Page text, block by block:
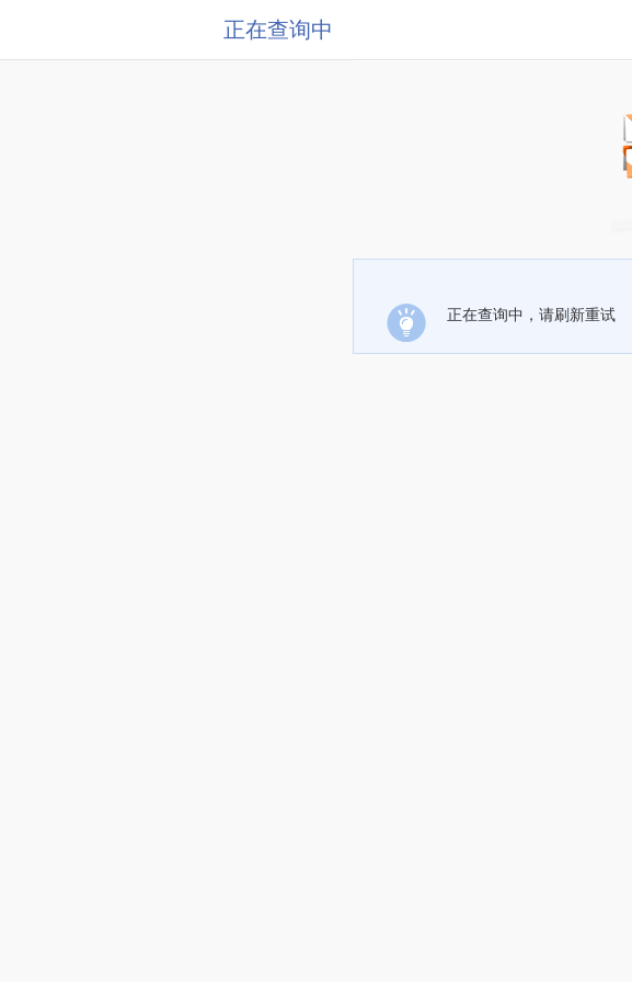
正在查询中
正在查询中，请刷新重试